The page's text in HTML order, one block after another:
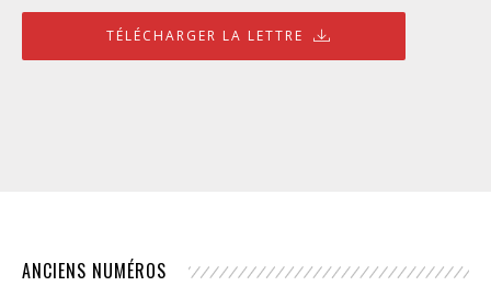
TÉLÉCHARGER LA LETTRE
ANCIENS NUMÉROS